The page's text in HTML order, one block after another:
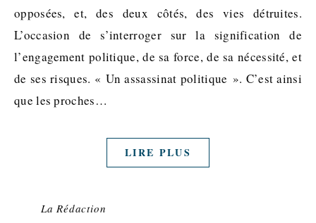
opposées, et, des deux côtés, des vies détruites.
L’occasion de s’interroger sur la signification de
l’engagement politique, de sa force, de sa nécessité, et
de ses risques. « Un assassinat politique ». C’est ainsi
que les proches…
LIRE PLUS
La Rédaction